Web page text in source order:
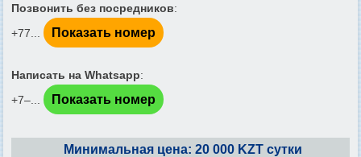
Позвонить без посредников:
+77...
Показать номер
Написать на Whatsapp:
+7‒...
Показать номер
Минимальная цена: 20 000 KZT сутки